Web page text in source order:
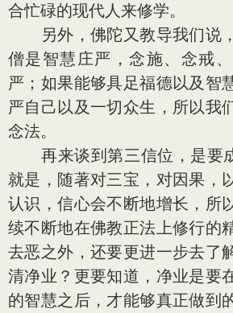
合忙碌的现代人来修学。
另外，佛陀又教导我们说
僧是智慧庄严，念施、念戒
严；如果能够具足福德以及智
严自己以及一切众生，所以我
念法。
再来谈到第三信位，是要
就是，随著对三宝，对因果，
认识，信心会不断地增长，所
续不断地在佛教正法上修行的
去恶之外，还要更进一步去了
清净业？更要知道，净业是要
的智慧之后，才能够真正做到